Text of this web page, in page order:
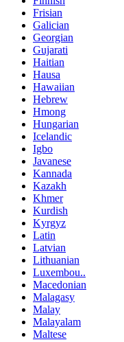
Frisian
Galician
Georgian
Gujarati
Haitian
Hausa
Hawaiian
Hebrew
Hmong
Hungarian
Icelandic
Igbo
Javanese
Kannada
Kazakh
Khmer
Kurdish
Kyrgyz
Latin
Latvian
Lithuanian
Luxembou..
Macedonian
Malagasy
Malay
Malayalam
Maltese